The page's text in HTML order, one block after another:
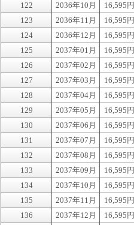
122
2036年10月 16,595円
123
2036年11月 16,595円
124
2036年12月 16,595円
125
2037年01月 16,595円
126
2037年02月 16,595円
127
2037年03月 16,595円
128
2037年04月 16,595円
129
2037年05月 16,595円
130
2037年06月 16,595円
131
2037年07月 16,595円
132
2037年08月 16,595円
133
2037年09月 16,595円
134
2037年10月 16,595円
135
2037年11月 16,595円
136
2037年12月 16,595円